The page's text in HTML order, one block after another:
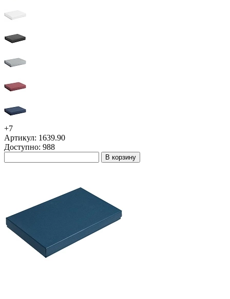
+7
Артикул: 1639.90
Доступно: 988
В корзину